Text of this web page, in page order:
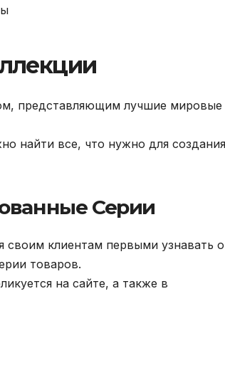
представляющим лучшие мировые
найти все, что нужно для создания
Серии
своим клиентам первыми узнавать о
товаров.
на сайте, а также в